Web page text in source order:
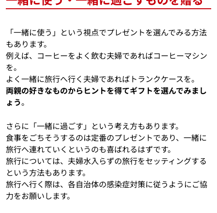
「一緒に使う」という視点でプレゼントを選んでみる方法
もあります。
例えば、コーヒーをよく飲む夫婦であればコーヒーマシン
を。
よく一緒に旅行へ行く夫婦であればトランクケースを。
両親の好きなものからヒントを得てギフトを選んでみまし
ょう。
さらに「一緒に過ごす」という考え方もあります。
食事をごちそうするのは定番のプレゼントであり、一緒に
旅行へ連れていくというのも喜ばれるはずです。
旅行については、夫婦水入らずの旅行をセッティングする
という方法もあります。
旅行へ行く際は、各自治体の感染症対策に従うようにご協
力をお願いします。